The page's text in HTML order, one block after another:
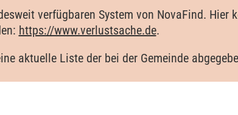
verfügbaren System von NovaFind. Hier
https://www.verlustsache.de.
aktuelle Liste der bei der Gemeinde